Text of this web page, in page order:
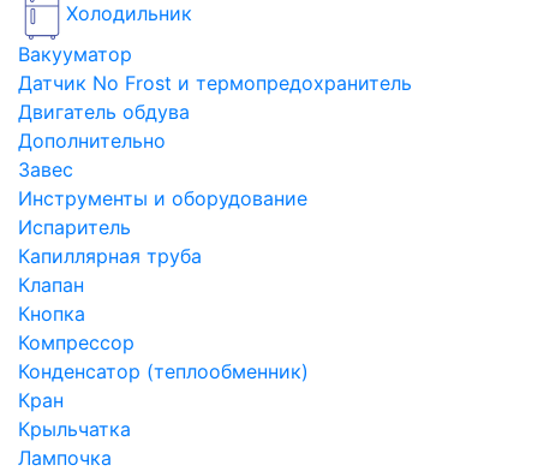
Холодильник
Вакууматор
Датчик No Frost и термопредохранитель
Двигатель обдува
Дополнительно
Завес
Инструменты и оборудование
Испаритель
Капиллярная труба
Клапан
Кнопка
Компрессор
Конденсатор (теплообменник)
Кран
Крыльчатка
Лампочка